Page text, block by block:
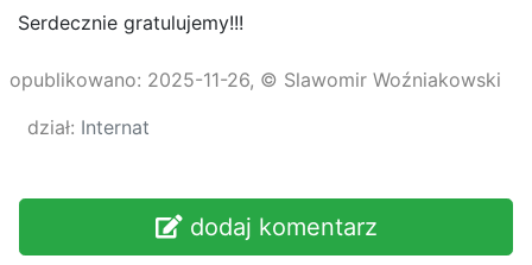
Serdecznie gratulujemy!!!
opublikowano: 2025-11-26, © Slawomir Woźniakowski
dział: Internat
dodaj komentarz